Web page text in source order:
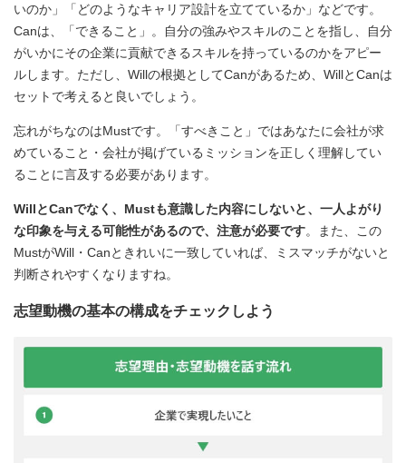
いのか」「どのようなキャリア設計を立てているか」などです。
Canは、「できること」。自分の強みやスキルのことを指し、自分
がいかにその企業に貢献できるスキルを持っているのかをアピー
ルします。ただし、Willの根拠としてCanがあるため、WillとCanは
セットで考えると良いでしょう。
忘れがちなのはMustです。「すべきこと」ではあなたに会社が求
めていること・会社が掲げているミッションを正しく理解してい
ることに言及する必要があります。
WillとCanでなく、Mustも意識した内容にしないと、一人よがり
な印象を与える可能性があるので、注意が必要です。また、この
MustがWill・Canときれいに一致していれば、ミスマッチがないと
判断されやすくなりますね。
志望動機の基本の構成をチェックしよう